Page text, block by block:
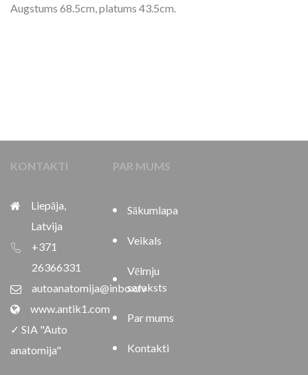
Augstums 68.5cm, platums 43.5cm.
KONTAKTI
Liepāja,
Latvija
+371
26366331
autoanatomija@inbox.lv
www.antik1.com
✓ SIA "Auto
anatomija"
PAR MUMS
Sākumlapa
Veikals
Vēlmju
saraksts
Par mums
Kontakti